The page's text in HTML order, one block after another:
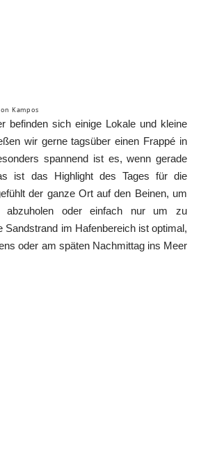
Kampos
befinden sich einige Lokale und kleine
wir gerne tagsüber einen Frappé in
spannend ist es, wenn gerade
ist das Highlight des Tages für die
der ganze Ort auf den Beinen, um
abzuholen oder einfach nur um zu
Sandstrand im Hafenbereich ist optimal,
oder am späten Nachmittag ins Meer